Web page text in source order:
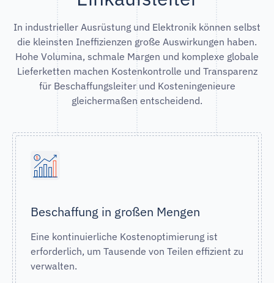
In industrieller Ausrüstung und Elektronik können selbst
die kleinsten Ineffizienzen große Auswirkungen haben.
Hohe Volumina, schmale Margen und komplexe globale
Lieferketten machen Kostenkontrolle und Transparenz
für Beschaffungsleiter und Kosteningenieure
gleichermaßen entscheidend.
Beschaffung in großen Mengen
Eine kontinuierliche Kostenoptimierung ist
erforderlich, um Tausende von Teilen effizient zu
verwalten.